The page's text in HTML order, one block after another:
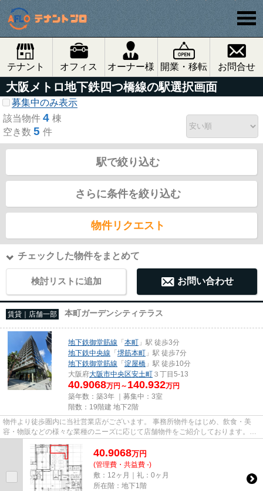
テナント オフィス オーナー様 開業・移転 お問合せ
大阪メトロ地下鉄四つ橋線の駅選択画面
募集中のみ表示
該当物件 4 棟
空き数 5 件
駅で絞り込む
さらに条件を絞り込む
物件リクエスト
チェックした物件をまとめて
検討リストに追加 お問い合わせ
賃貸｜店舗一部 本町ガーデンシティテラス
地下鉄御堂筋線 「本町 」駅 徒歩3分
地下鉄中央線 「堺筋本町 」駅 徒歩7分
地下鉄御堂筋線 「淀屋橋 」駅 徒歩10分
大阪府大阪市中央区安土町 ３丁目5-13
40.9068万円～ 140.932万円
築年数：築3年 ｜募集中： 3室
階数：19階建 地下2階
物件より徒歩圏内に当社営業店がございます。 事務所物件をはじめ、飲食・美
容・物販などの様々な業種のニーズに応じて店舗物件をご紹介しております。
尚、弊社ではおとり広告は一切...
40.9068万円
(管理費・共益費 -)
敷：12ヶ月｜礼：0ヶ月
所在階：地下1階